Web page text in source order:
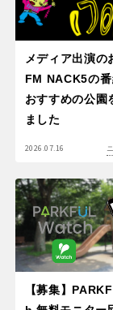
メディア出演の
FM NACK5の
おすすめの公園
ました
2026.07.16
【募集】